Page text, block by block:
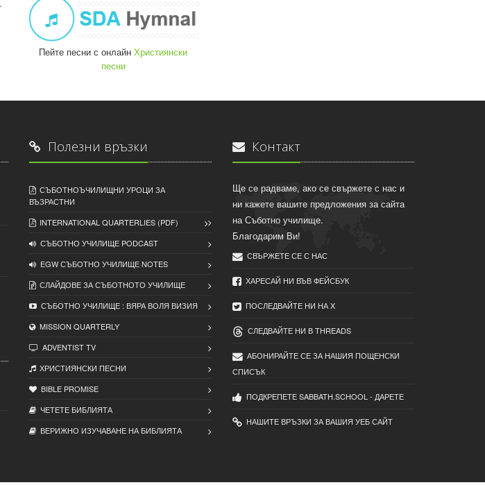
Пейте песни с онлайнХристиянски
песни
Полезни връзки
СЪБОТНОЪЧИЛИЩНИ УРОЦИ ЗА
ВЪЗРАСТНИ
INTERNATIONAL QUARTERLIES (PDF)
СЪБОТНО УЧИЛИЩЕ PODCAST
EGW СЪБОТНО УЧИЛИЩЕ NOTES
СЛАЙДОВЕ ЗА СЪБОТНОТО УЧИЛИЩЕ
СЪБОТНО УЧИЛИЩЕ : ВЯРА ВОЛЯ ВИЗИЯ
MISSION QUARTERLY
ADVENTIST TV
ХРИСТИЯНСКИ ПЕСНИ
BIBLE PROMISE
ЧЕТЕТЕ БИБЛИЯТА
ВЕРИЖНО ИЗУЧАВАНЕ НА БИБЛИЯТА
Контакт
Ще се радваме, ако се свържете с нас и
ни кажете вашите предложения за сайта
на Съботно училище.
Благодарим Ви!
СВЪРЖЕТЕ СЕ С НАС
ХАРЕСАЙ НИ ВЪВ ФЕЙСБУК
ПОСЛЕДВАЙТЕ НИ НА X
СЛЕДВАЙТЕ НИ В THREADS
АБОНИРАЙТЕ СЕ ЗА НАШИЯ ПОЩЕНСКИ
СПИСЪК
ПОДКРЕПЕТЕ SABBATH.SCHOOL - ДАРЕТЕ
НАШИТЕ ВРЪЗКИ ЗА ВАШИЯ УЕБ САЙТ